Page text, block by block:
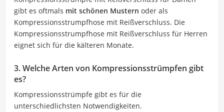
gibt es oftmals mit schönen Mustern oder als
Kompressionsstrumpfhose mit Reißverschluss. Die
Kompressionsstrumpfhose mit Reißverschluss für Herren
eignet sich für die kälteren Monate.
3. Welche Arten von Kompressionsstrümpfen gibt
es?
Kompressionsstrümpfe gibt es für die
unterschiedlichsten Notwendigkeiten.